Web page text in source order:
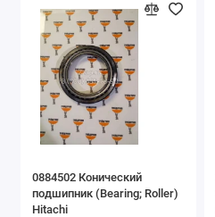
0884502 Конический
подшипник (Bearing; Roller)
Hitachi